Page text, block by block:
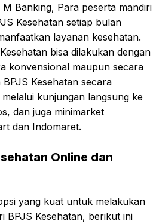
M Banking, Para peserta mandiri
Kesehatan setiap bulan
layanan kesehatan.
bisa dilakukan dengan
konvensional maupun secara
Kesehatan secara
kunjungan langsung ke
dan juga minimarket
dan Indomaret.
Online dan
yang kuat untuk melakukan
BPJS Kesehatan, berikut ini